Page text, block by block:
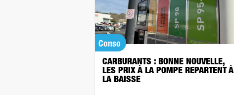
Conso
CARBURANTS : BONNE NOUVELLE,
LES PRIX À LA POMPE REPARTENT À
LA BAISSE